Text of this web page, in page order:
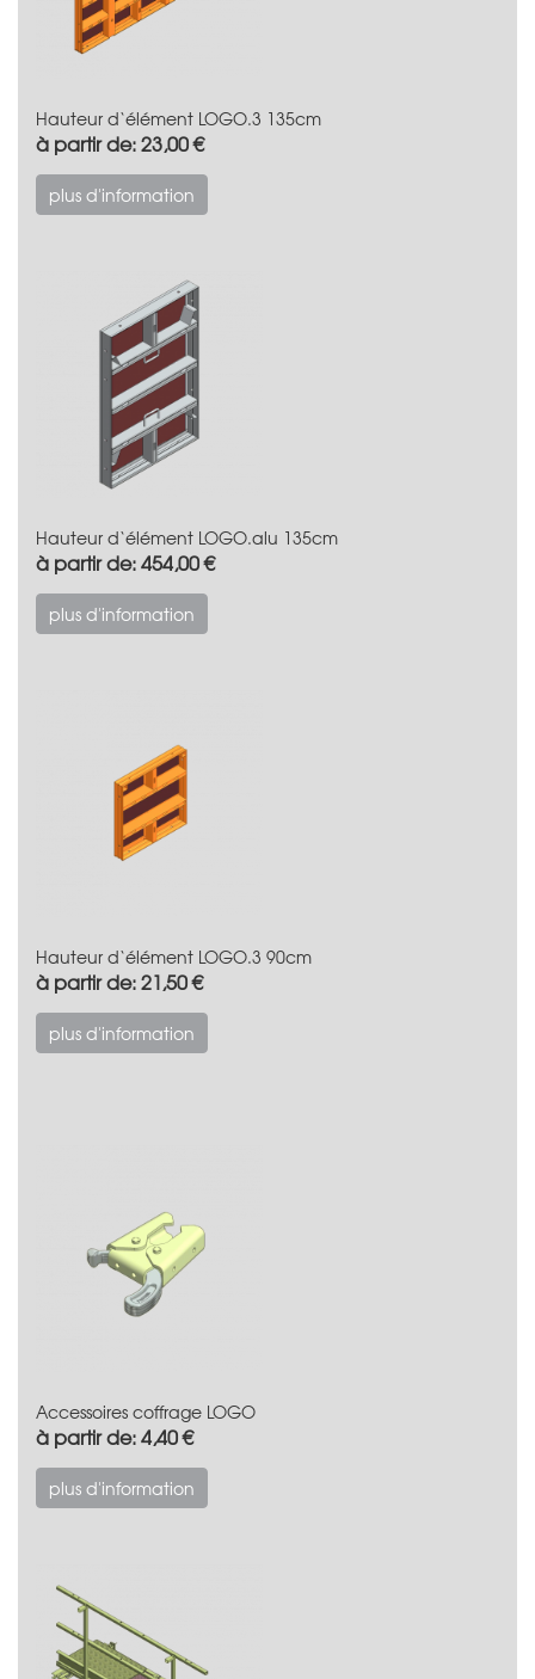
Hauteur d‘élément LOGO.3 135cm
à partir de: 23,00 €
plus d'information
Hauteur d‘élément LOGO.alu 135cm
à partir de: 454,00 €
plus d'information
Hauteur d‘élément LOGO.3 90cm
à partir de: 21,50 €
plus d'information
Accessoires coffrage LOGO
à partir de: 4,40 €
plus d'information